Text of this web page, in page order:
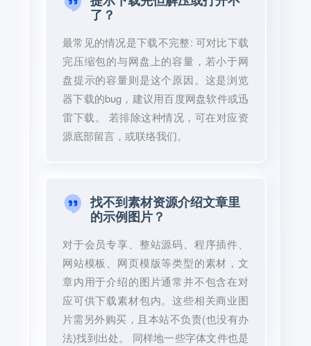
了？
最常见的情况是下载不完整: 可对比下载
完压缩包的与网盘上的容量，若小于网
盘提示的容量则是这个原因。这是浏览
器下载的bug，建议用百度网盘软件或迅
雷下载。 若排除这种情况，可在对应资
源底部留言，或联络我们。
找不到素材资源介绍文章里
的示例图片？
对于会员专享、整站源码、程序插件、
网站模板、网页模版等类型的素材，文
章内用于介绍的图片通常并不包含在对
应可供下载素材包内。这些相关商业图
片需另外购买，且本站不负责(也没有办
法)找到出处。 同样地一些字体文件也是